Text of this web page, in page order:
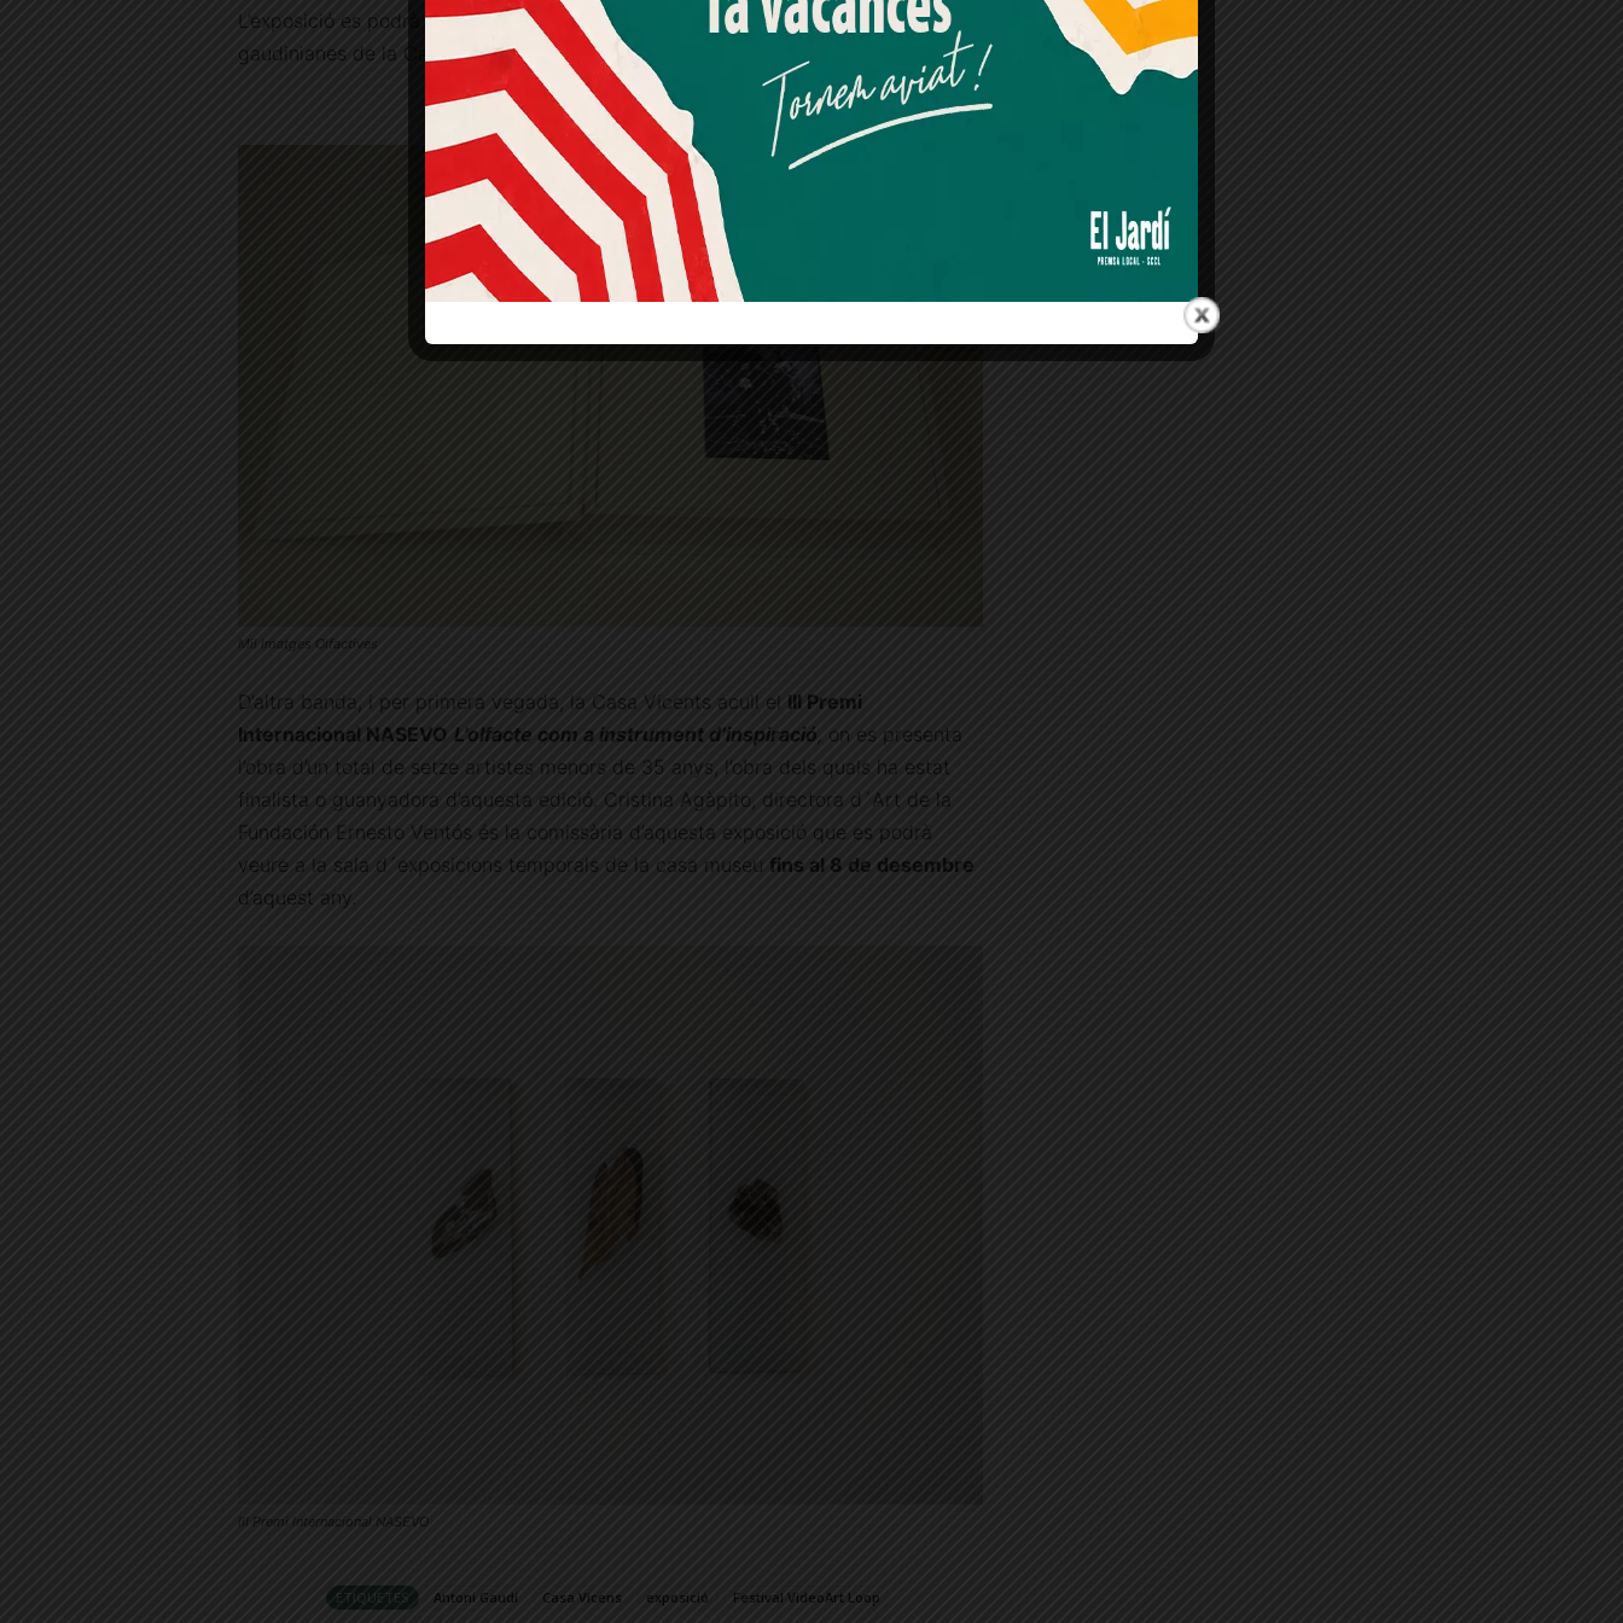
L’exposició es podrà visitarfins al 12 de desembre
d’aquest any a les estances
gaudinianes de la Casa Vicens.
Publicitat
Mil Imatges Olfactives
D’altra banda, i per primera vegada, la Casa Vicents acull el III Premi
Internacional NASEVO L’olfacte com a instrument d’inspiració, on es presenta
l’obra d’un total de setze artistes menors de 35 anys, l’obra dels quals ha estat
finalista o guanyadora d’aquesta edició. Cristina Agàpito, directora d´Art de la
Fundación Ernesto Ventós és la comissària d’aquesta exposició que es podrà
veure a la sala d´exposicions temporals de la casa museu fins al 8 de desembre
d’aquest any.
III Premi Internacional NASEVO
ETIQUETES Antoni Gaudí Casa Vicens exposició Festival VideoArt Loop
Més informació Acceptar Rebutjar tot
Quan l’usuari crea un compte al Diari el Jardí, dona el seu
consentiment explícit per rebre comunicacions
informatives relacionades amb el servei. Aquest
consentiment pot ser revocat en qualsevol moment
mitjançant l’enllaç de baixa present a tots els correus.